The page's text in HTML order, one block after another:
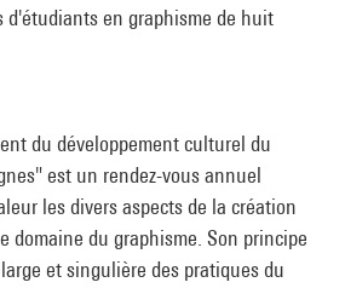
d'étudiants en graphisme de huit
du développement culturel du
est un rendez-vous annuel
les divers aspects de la création
domaine du graphisme. Son principe
et singulière des pratiques du